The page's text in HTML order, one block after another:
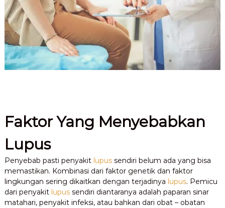
Faktor Yang Menyebabkan
Lupus
Penyebab pasti penyakit lupussendiri belum ada yang bisa
memastikan. Kombinasi dari faktor genetik dan faktor
lingkungan sering dikaitkan dengan terjadinya lupus. Pemicu
dari penyakit lupussendiri diantaranya adalah paparan sinar
matahari, penyakit infeksi, atau bahkan dari obat – obatan